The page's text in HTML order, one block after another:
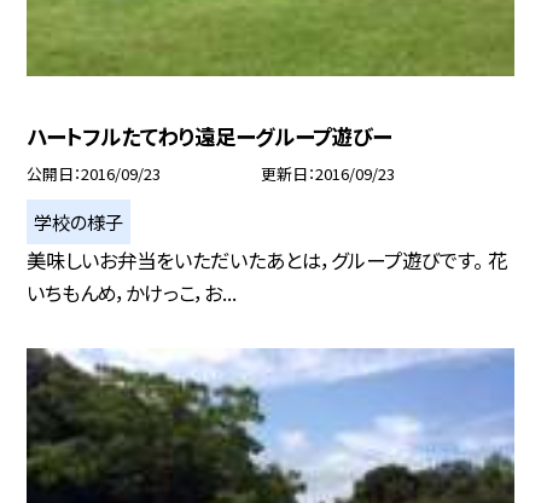
ハートフルたてわり遠足ーグループ遊びー
公開日 2016/09/23 更新日 2016/09/23
学校の様子
美味しいお弁当をいただいたあとは，グループ遊びです。 花
いちもんめ，かけっこ，お...